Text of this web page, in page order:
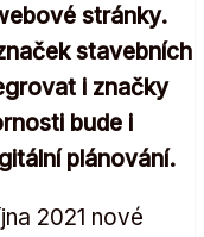
stránky.
stavebních
i značky
bude i
plánování.
2021 nové